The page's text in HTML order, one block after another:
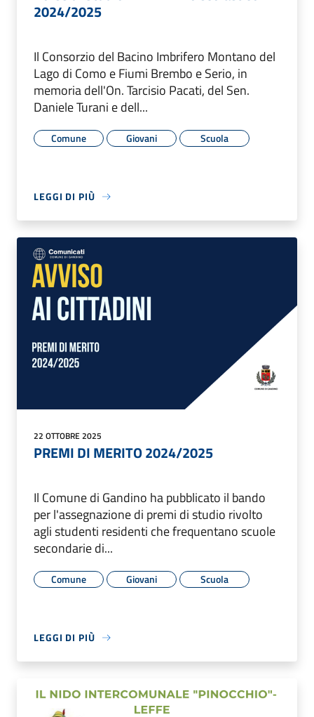
2024/2025
Il Consorzio del Bacino Imbrifero Montano del
Lago di Como e Fiumi Brembo e Serio, in
memoria dell'On. Tarcisio Pacati, del Sen.
Daniele Turani e dell...
Comune Giovani Scuola
LEGGI DI PIÙ
22 OTTOBRE 2025
PREMI DI MERITO 2024/2025
Il Comune di Gandino ha pubblicato il bando
per l'assegnazione di premi di studio rivolto
agli studenti residenti che frequentano scuole
secondarie di...
Comune Giovani Scuola
LEGGI DI PIÙ